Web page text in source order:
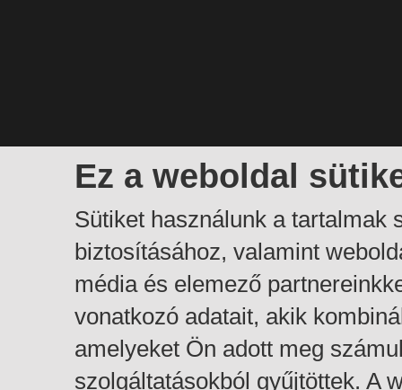
Ez a weboldal
Sütiket használunk a tartalmak
biztosításához, valamint
média és elemező
vonatkozó adatait, akik
amelyeket Ön adott meg
szolgáltatásokból gyűjtöttek. A